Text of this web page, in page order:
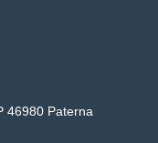
46980 Paterna